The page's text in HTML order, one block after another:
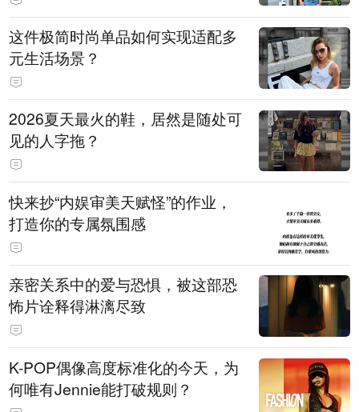
这件极简时尚单品如何实现适配多
元生活场景？
2026夏天最火的鞋，居然是随处可
见的人字拖？
快来抄“内娱审美天赋怪”的作业，
打造你的专属氛围感
亲密关系中的爱与恐惧，被这部恐
怖片诠释得淋漓尽致
K-POP偶像高度标准化的今天，为
何唯有Jennie能打破规则？